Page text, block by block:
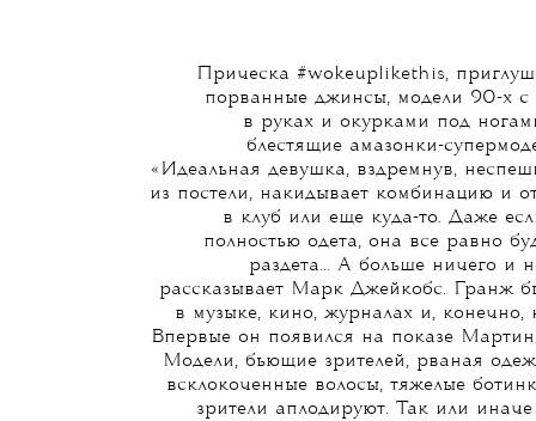
Прическа #wokeuplikethis,
порванные джинсы, модели 90-х c
в руках и окурками под
блестящие амазонки-
«Идеальная девушка, вздремнув,
из постели, накидывает комбинацию и
в клуб или еще куда-то. Даже
полностью одета, она все равно
раздета… А больше ничего и
рассказывает Марк Джейкобс. Гранж
в музыке, кино, журналах и, конечно,
Впервые он появился на показе
Модели, бьющие зрителей, рваная
всклокоченные волосы, тяжелые
зрители аплодируют. Так или